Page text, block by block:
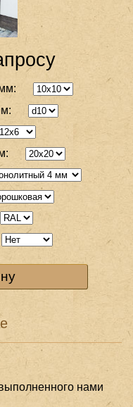
нами